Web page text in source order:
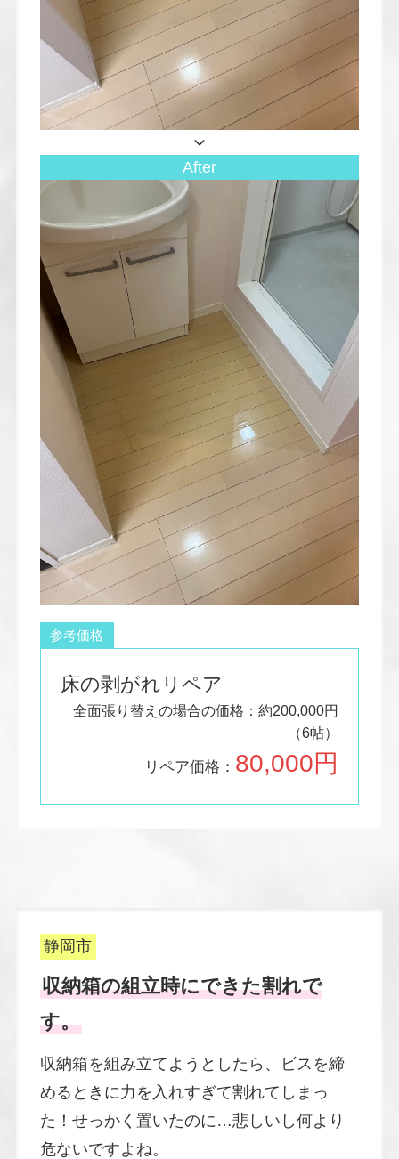
After
参考価格
床の剥がれリペア
全面張り替えの場合の価格：約200,000円
（6帖）
リペア価格： 80,000円
静岡市
収納箱の組立時にできた割れで
す。
収納箱を組み立てようとしたら、ビスを締
めるときに力を入れすぎて割れてしまっ
た！せっかく置いたのに…悲しいし何より
危ないですよね。